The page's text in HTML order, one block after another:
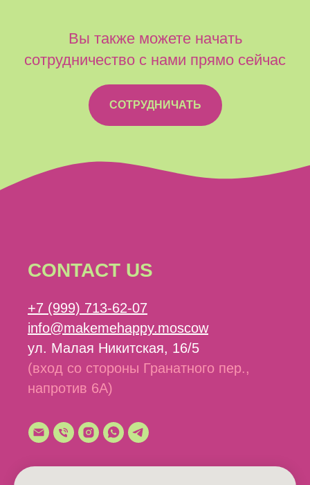
Вы также можете начать
сотрудничество с нами прямо сейчас
СОТРУДНИЧАТЬ
CONTACT US
+7 (999) 713-62-07
info@makemehappy.moscow
ул. Малая Никитская, 16/5
(вход со стороны Гранатного пер.,
напротив 6А)